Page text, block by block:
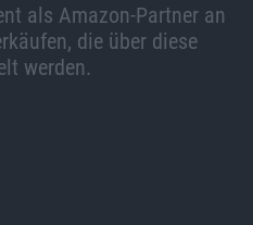
als Amazon-Partner an
die über diese
werden.